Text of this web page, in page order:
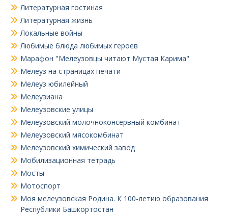
Литературная гостиная
Литературная жизнь
Локальные войны
Любимые блюда любимых героев
Марафон "Мелеузовцы читают Мустая Карима"
Мелеуз на страницах печати
Мелеуз юбилейный
Мелеузиана
Мелеузовские улицы
Мелеузовский молочноконсервный комбинат
Мелеузовский мясокомбинат
Мелеузовский химический завод
Мобилизационная тетрадь
Мосты
Мотоспорт
Моя мелеузовская Родина. К 100-летию образования
Республики Башкортостан